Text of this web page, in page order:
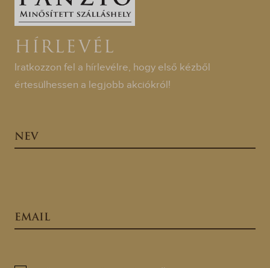
HÍRLEVÉL
Iratkozzon fel a hírlevélre, hogy első kézből
értesülhessen a legjobb akciókról!